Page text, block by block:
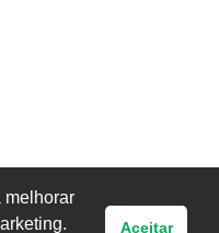
melhorar
Aceitar